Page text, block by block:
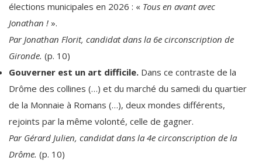
élections municipales en 2026 : « Tous en avant avec
Jonathan ! ».
Par Jonathan Florit, candidat dans la 6e circonscription de
Gironde. (p. 10)
Gouverner est un art difficile. Dans ce contraste de la
Drôme des collines (…) et du marché du samedi du quartier
de la Monnaie à Romans (…), deux mondes différents,
rejoints par la même volonté, celle de gagner.
Par Gérard Julien, candidat dans la 4e circonscription de la
Drôme. (p. 10)